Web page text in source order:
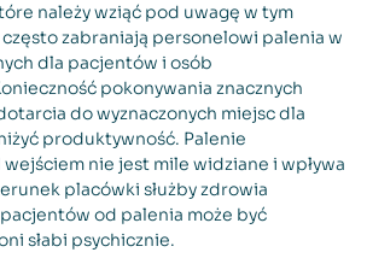
należy wziąć pod uwagę w tym
zabraniają personelowi palenia w
dla pacjentów i osób
pokonywania znacznych
do wyznaczonych miejsc dla
produktywność. Palenie
nie jest mile widziane i wpływa
placówki służby zdrowia
od palenia może być
słabi psychicznie.